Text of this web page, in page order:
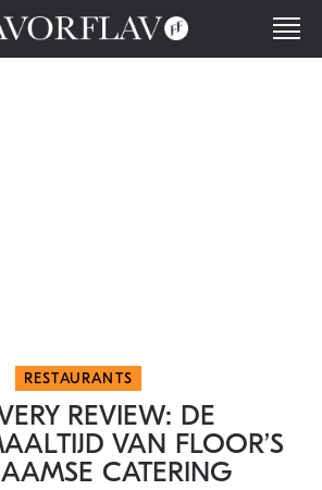
RESTAURANTS
REVIEW: DE
VAN FLOOR’S
CATERING